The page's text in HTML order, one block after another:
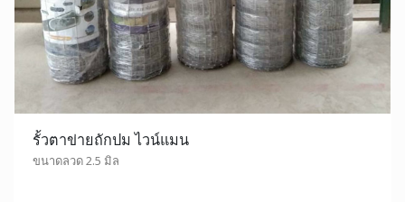
รั้วตาข่ายถักปม ไวน์แมน
ขนาดลวด 2.5 มิล